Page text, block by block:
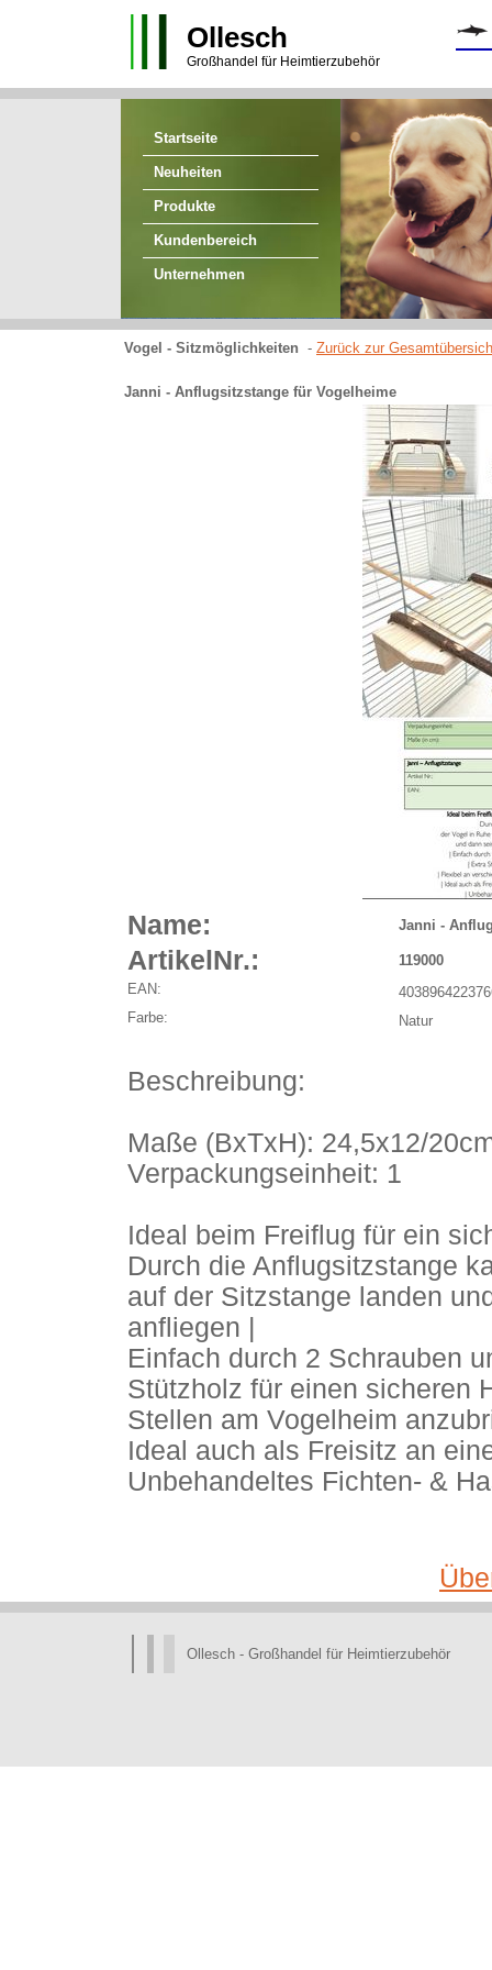
Ollesch
Großhandel für Heimtierzubehör
Startseite
Neuheiten
Produkte
Kundenbereich
Unternehmen
Vogel - Sitzmöglichkeiten - Zurück zur
Janni - Anflugsitzstange für Vogelheime
Name: Janni -
ArtikelNr.:
119000
EAN:
Farbe:
Natur
Beschreibung:
Maße (BxTxH): 24,5x12/
Verpackungseinheit: 1
Ideal beim Freiflug für ein
Durch die Anflugsitzstange
auf der Sitzstange landen
anfliegen |
Einfach durch 2 Schrauben
Stützholz für einen sicheren
Stellen am Vogelheim
Ideal auch als Freisitz an
Unbehandeltes Fichten- &
Ollesch - Großhandel für Heimtierzubehör